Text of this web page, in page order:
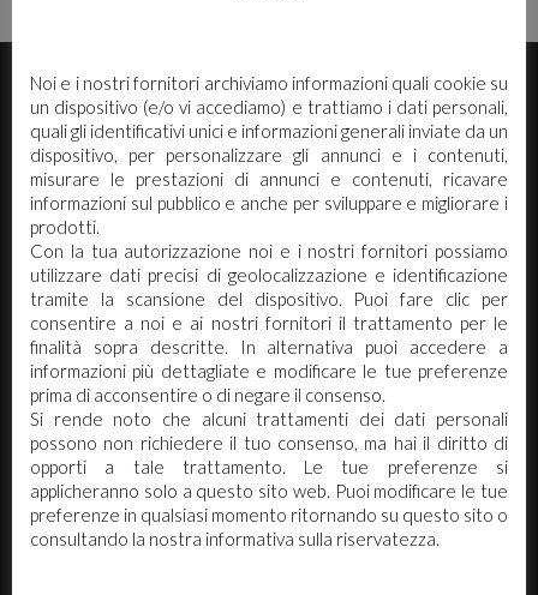
Arco Chimica s.r.l. Via Canalazzo 22/24 -
41036 Medolla (Mo)
Tel. 0535.58890 - 0535.731430
Fax 0535 58898
PIVA 02173740362 / REA:270942
info@arcochimica.it
ARCO CHIMICA
Noi e i nostri fornitori archiviamo informazioni quali cookie su
un dispositivo (e/o vi accediamo) e trattiamo i dati personali,
quali gli identificativi unici e informazioni generali inviate da un
dispositivo, per personalizzare gli annunci e i contenuti,
misurare le prestazioni di annunci e contenuti, ricavare
informazioni sul pubblico e anche per sviluppare e migliorare i
prodotti.
Con la tua autorizzazione noi e i nostri fornitori possiamo
utilizzare dati precisi di geolocalizzazione e identificazione
tramite la scansione del dispositivo. Puoi fare clic per
consentire a noi e ai nostri fornitori il trattamento per le
finalità sopra descritte. In alternativa puoi accedere a
informazioni più dettagliate e modificare le tue preferenze
prima di acconsentire o di negare il consenso.
Si rende noto che alcuni trattamenti dei dati personali
possono non richiedere il tuo consenso, ma hai il diritto di
opporti a tale trattamento. Le tue preferenze si
applicheranno solo a questo sito web. Puoi modificare le tue
preferenze in qualsiasi momento ritornando su questo sito o
consultando la nostra informativa sulla riservatezza.
Per scaricare le schede di sicurezza e le schede tecniche è
necessario accedere al portale. Se ancora non hai un
account puoi effettuare la registrazione del tuo profilo e
ottenere le credenziali di accesso.
ACCEDI O REGISTRATI